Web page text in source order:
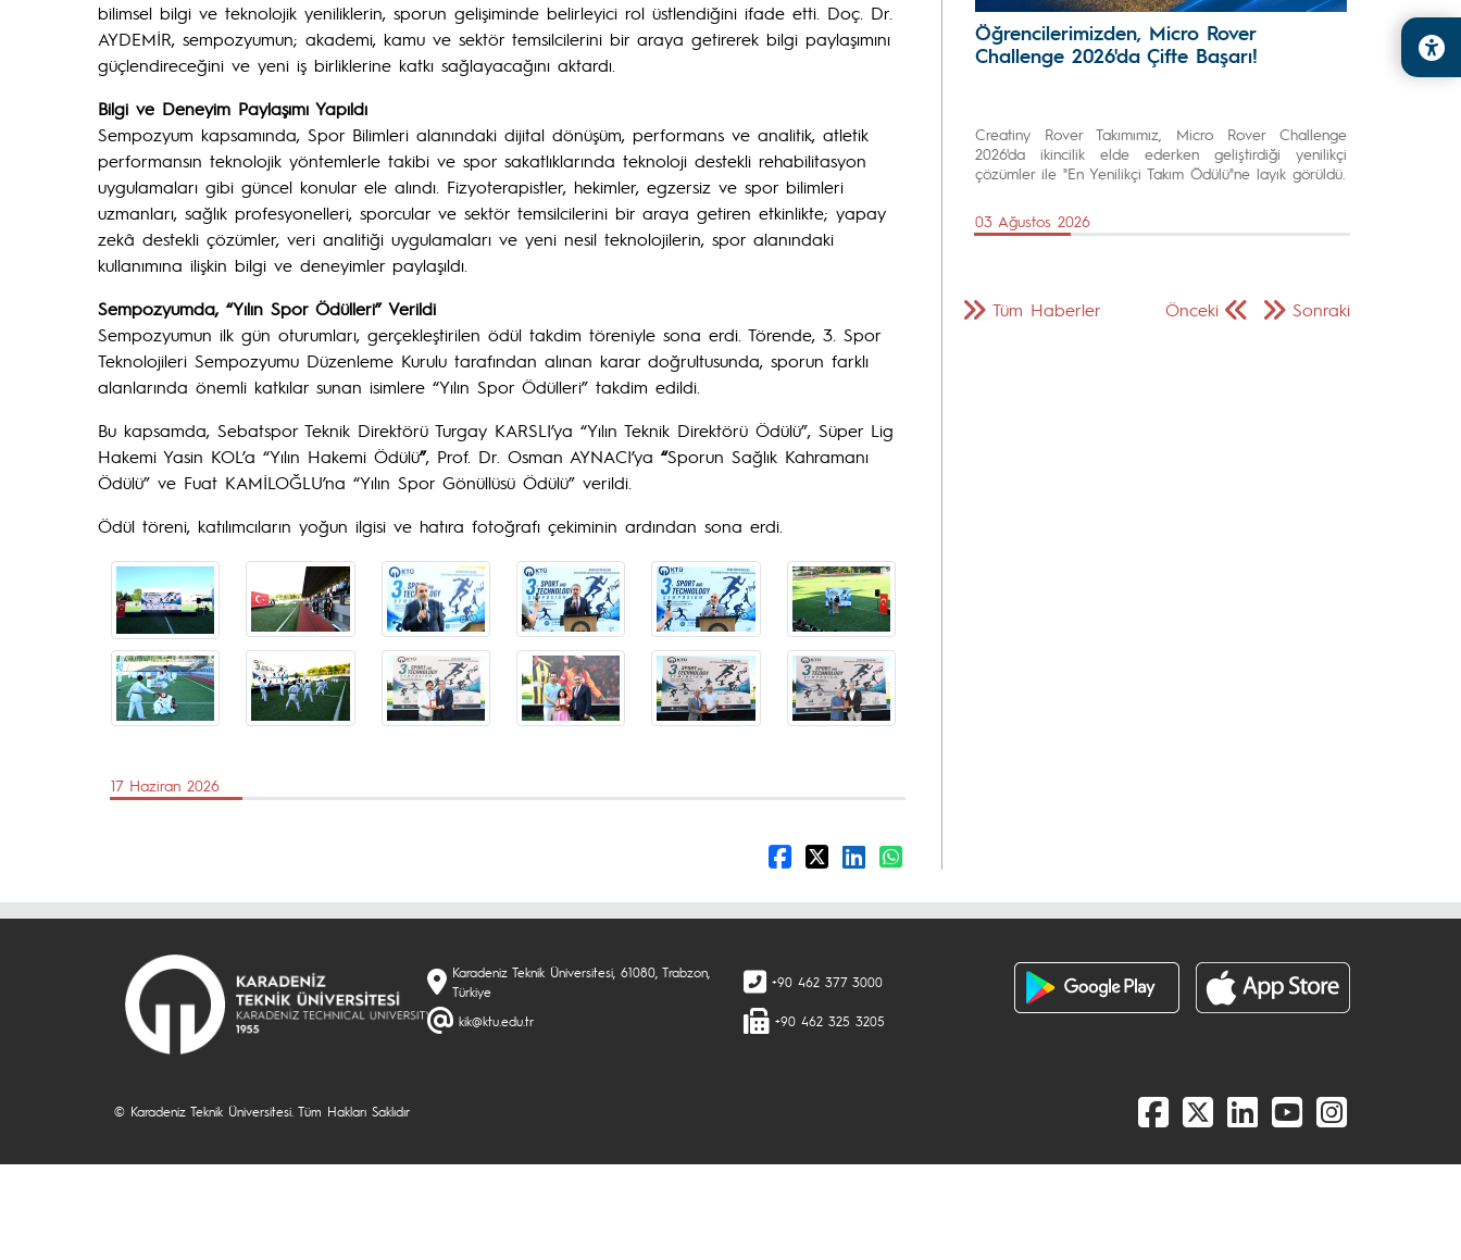
bilimsel bilgi ve teknolojik yeniliklerin, sporun gelişiminde belirleyici rol üstlendiğini ifade etti. Doç. Dr.
AYDEMİR, sempozyumun; akademi, kamu ve sektör temsilcilerini bir araya getirerek bilgi paylaşımını
güçlendireceğini ve yeni iş birliklerine katkı sağlayacağını aktardı.
Bilgi ve Deneyim Paylaşımı Yapıldı
Sempozyum kapsamında, Spor Bilimleri alanındaki dijital dönüşüm, performans ve analitik, atletik
performansın teknolojik yöntemlerle takibi ve spor sakatlıklarında teknoloji destekli rehabilitasyon
uygulamaları gibi güncel konular ele alındı. Fizyoterapistler, hekimler, egzersiz ve spor bilimleri
uzmanları, sağlık profesyonelleri, sporcular ve sektör temsilcilerini bir araya getiren etkinlikte; yapay
zekâ destekli çözümler, veri analitiği uygulamaları ve yeni nesil teknolojilerin, spor alanındaki
kullanımına ilişkin bilgi ve deneyimler paylaşıldı.
Sempozyumda, “Yılın Spor Ödülleri” Verildi
Sempozyumun ilk gün oturumları, gerçekleştirilen ödül takdim töreniyle sona erdi. Törende, 3. Spor
Teknolojileri Sempozyumu Düzenleme Kurulu tarafından alınan karar doğrultusunda, sporun farklı
alanlarında önemli katkılar sunan isimlere “Yılın Spor Ödülleri” takdim edildi.
Bu kapsamda, Sebatspor Teknik Direktörü Turgay KARSLI’ya “Yılın Teknik Direktörü Ödülü”, Süper Lig
Hakemi Yasin KOL’a “Yılın Hakemi Ödülü”, Prof. Dr. Osman AYNACI’ya “Sporun Sağlık Kahramanı
Ödülü” ve Fuat KAMİLOĞLU’na “Yılın Spor Gönüllüsü Ödülü” verildi.
Ödül töreni, katılımcıların yoğun ilgisi ve hatıra fotoğrafı çekiminin ardından sona erdi.
17 Haziran 2026
Öğrencilerimizden, Micro Rover
Challenge 2026'da Çifte Başarı!
Creatiny Rover Takımımız, Micro Rover Challenge
2026'da ikincilik elde ederken geliştirdiği yenilikçi
çözümler ile "En Yenilikçi Takım Ödülü"ne layık görüldü.
03 Ağustos 2026
Önceki Sonraki
Tüm Haberler
Karadeniz Teknik Üniversitesi, 61080, Trabzon,
Türkiye
kik@ktu.edu.tr
+90 462 377 3000
+90 462 325 3205
© Karadeniz Teknik Üniversitesi. Tüm Hakları Saklıdır